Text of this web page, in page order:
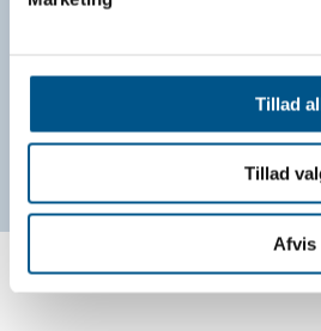
Tillad
Tillad
Afvis
som arbejdsskema for
LÆS MERE